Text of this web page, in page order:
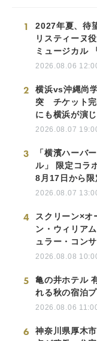
1
2027年夏、待
リスティーヌ
ミュージカル
2026.08.06
2
横浜vs沖縄尚
突 チケット
にも横浜が演
2026.08.07
3
「横濱ハーバ
ル」 限定コラ
8月17日から
2026.08.07
4
スクリーン×オ
ン・ウィリア
ュラー・コン
2026.08.08
5
亀の井ホテル
れる秋の宿泊
2026.08.06
6
神奈川県厚木